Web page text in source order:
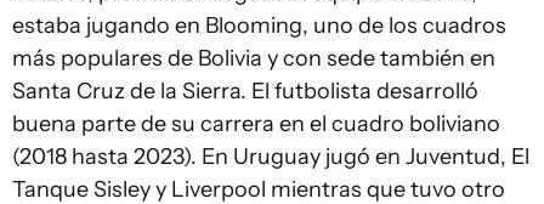
estaba jugando en Blooming, uno de los cuadros
más populares de Bolivia y con sede también en
Santa Cruz de la Sierra. El futbolista desarrolló
buena parte de su carrera en el cuadro boliviano
(2018 hasta 2023). En Uruguay jugó en Juventud, El
Tanque Sisley y Liverpool mientras que tuvo otro